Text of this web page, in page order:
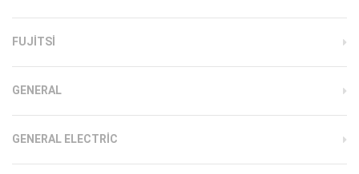
FUJITSI
GENERAL
GENERAL ELECTRIC